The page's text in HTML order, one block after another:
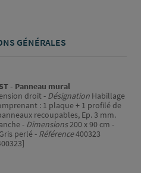
GÉNÉRALES
- Panneau mural
droit - Désignation Habillage
: 1 plaque + 1 profilé de
recoupables, Ep. 3 mm.
- Dimensions200 x 90 cm -
Gris perlé - Référence400323